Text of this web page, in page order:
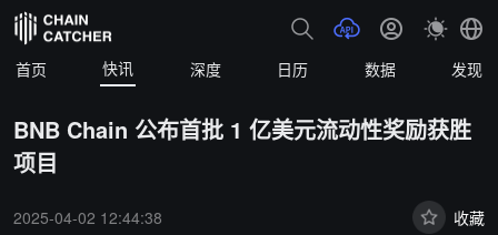
首页 快讯 深度 日历 数据 发现
BNB Chain 公布首批 1 亿美元流动性奖励获胜
项目
2025-04-02 12:44:38 收藏